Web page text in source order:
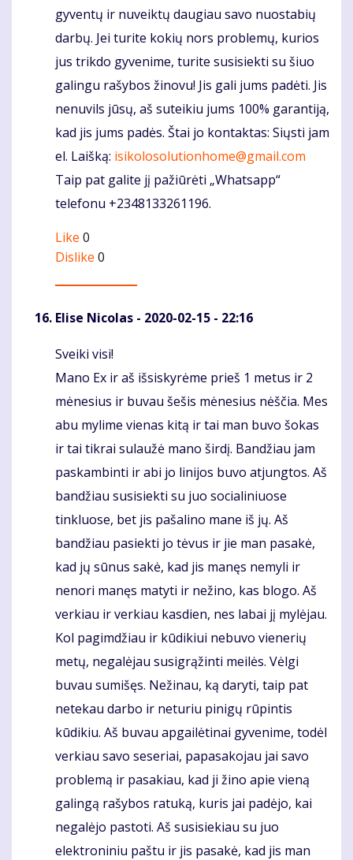
gyventų ir nuveiktų daugiau savo nuostabių
darbų. Jei turite kokių nors problemų, kurios
jus trikdo gyvenime, turite susisiekti su šiuo
galingu rašybos žinovu! Jis gali jums padėti. Jis
nenuvils jūsų, aš suteikiu jums 100% garantiją,
kad jis jums padės. Štai jo kontaktas: Siųsti jam
el. Laišką: isikolosolutionhome@gmail.com
Taip pat galite jį pažiūrėti „Whatsapp“
telefonu +2348133261196.
Like 0
Dislike 0
Elise Nicolas - 2020-02-15 - 22:16
Komentaras
Sveiki visi!
Mano Ex ir aš išsiskyrėme prieš 1 metus ir 2
mėnesius ir buvau šešis mėnesius nėščia. Mes
abu mylime vienas kitą ir tai man buvo šokas
ir tai tikrai sulaužė mano širdį. Bandžiau jam
paskambinti ir abi jo linijos buvo atjungtos. Aš
bandžiau susisiekti su juo socialiniuose
tinkluose, bet jis pašalino mane iš jų. Aš
bandžiau pasiekti jo tėvus ir jie man pasakė,
kad jų sūnus sakė, kad jis manęs nemyli ir
nenori manęs matyti ir nežino, kas blogo. Aš
verkiau ir verkiau kasdien, nes labai jį mylėjau.
Kol pagimdžiau ir kūdikiui nebuvo vienerių
metų, negalėjau susigrąžinti meilės. Vėlgi
buvau sumišęs. Nežinau, ką daryti, taip pat
netekau darbo ir neturiu pinigų rūpintis
kūdikiu. Aš buvau apgailėtinai gyvenime, todėl
verkiau savo seseriai, papasakojau jai savo
problemą ir pasakiau, kad ji žino apie vieną
galingą rašybos ratuką, kuris jai padėjo, kai
negalėjo pastoti. Aš susisiekiau su juo
elektroniniu paštu ir jis pasakė, kad jis man